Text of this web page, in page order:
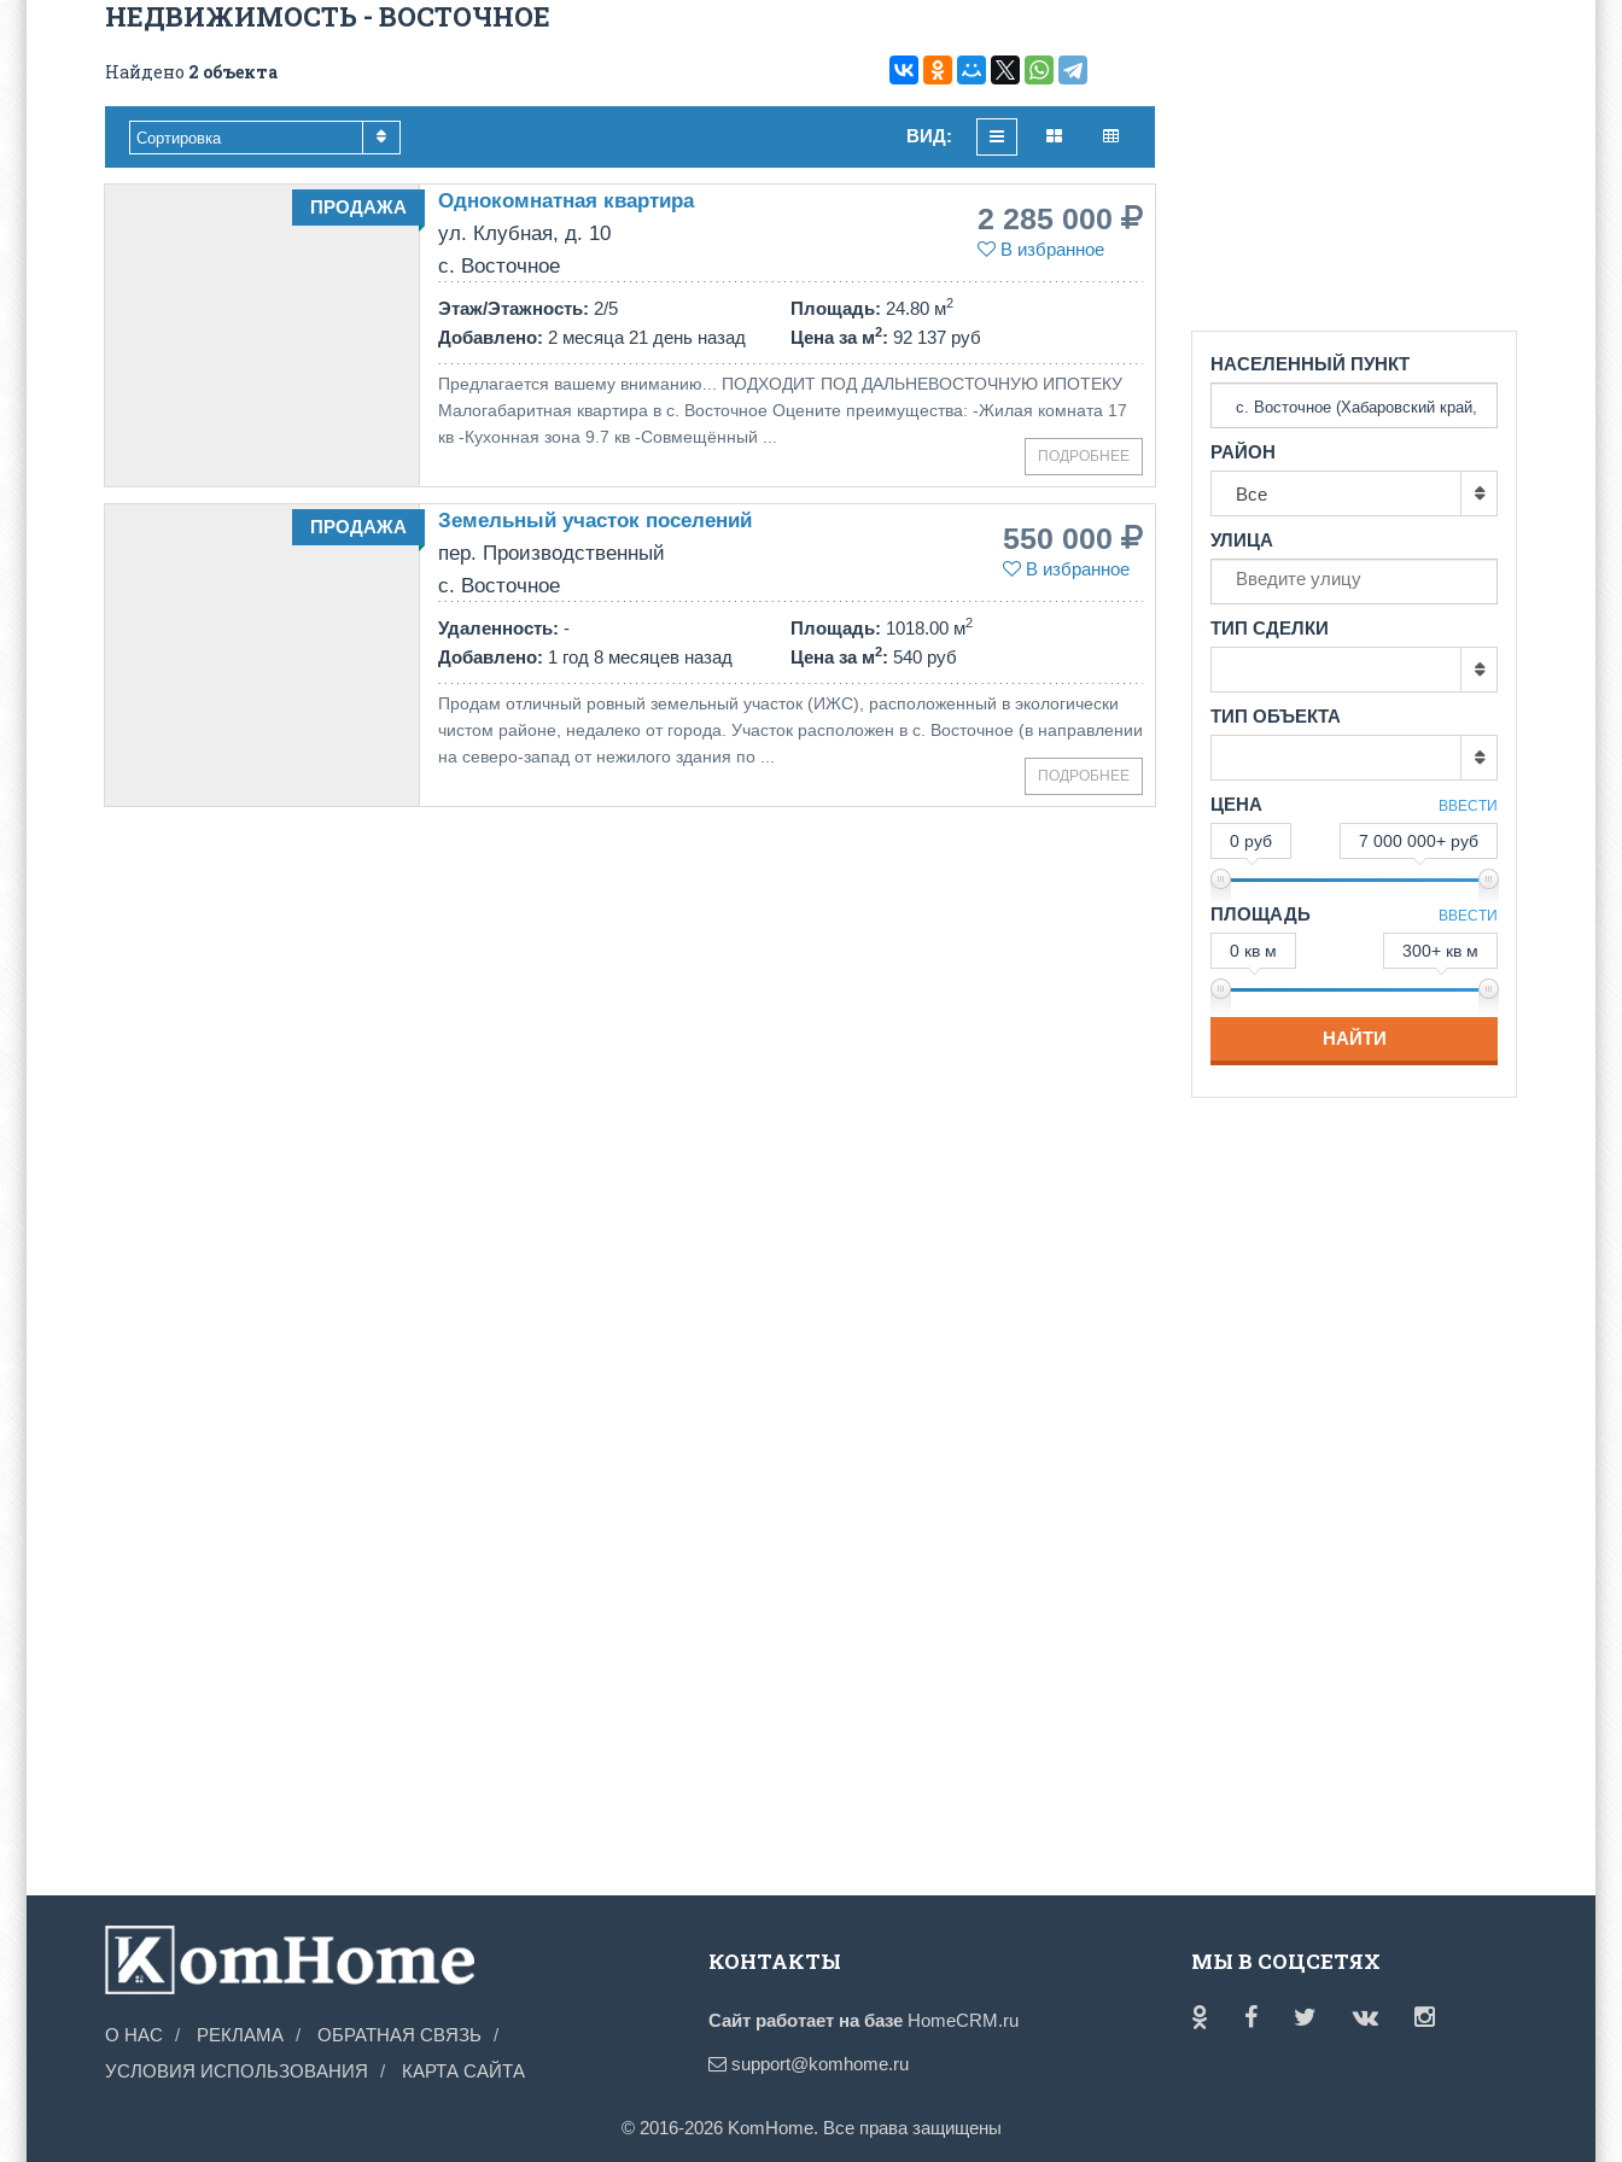
НЕДВИЖИМОСТЬ - ВОСТОЧНОЕ
Найдено 2 объекта
Сортировка ВИД:
ПРОДАЖА
Однокомнатная квартира
ул. Клубная, д. 10
с. Восточное
2 285 000
В избранное
Этаж/Этажность: 2/5
Добавлено: 2 месяца 21 день назад
Площадь: 24.80 м2
Цена за м2: 92 137 руб
Предлагается вашему вниманию... ПОДХОДИТ ПОД ДАЛЬНЕВОСТОЧНУЮ ИПОТЕКУ
Малогабаритная квартира в с. Восточное Оцените преимущества: -Жилая комната 17
кв -Кухонная зона 9.7 кв -Совмещённый ...
ПОДРОБНЕЕ
ПРОДАЖА
Земельный участок поселений
пер. Производственный
с. Восточное
550 000
В избранное
Удаленность: -
Добавлено: 1 год 8 месяцев назад
Площадь: 1018.00 м2
Цена за м2: 540 руб
Продам отличный ровный земельный участок (ИЖС), расположенный в экологически
чистом районе, недалеко от города. Участок расположен в с. Восточное (в направлении
на северо-запад от нежилого здания по ...
ПОДРОБНЕЕ
НАСЕЛЕННЫЙ ПУНКТ
РАЙОН
Все
УЛИЦА
ТИП СДЕЛКИ
ТИП ОБЪЕКТА
ВВЕСТИ
ЦЕНА
0 руб 7 000 000+ руб
ВВЕСТИ
ПЛОЩАДЬ
0 кв м 300+ кв м
НАЙТИ
О НАС РЕКЛАМА
ОБРАТНАЯ СВЯЗЬ
УСЛОВИЯ ИСПОЛЬЗОВАНИЯ
КАРТА САЙТА
КОНТАКТЫ
Сайт работает на базе HomeCRM.ru
support@komhome.ru
МЫ В СОЦСЕТЯХ
© 2016-2026 KomHome. Все права защищены